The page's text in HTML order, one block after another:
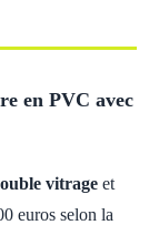
en PVC avec
vitrage et
euros selon la